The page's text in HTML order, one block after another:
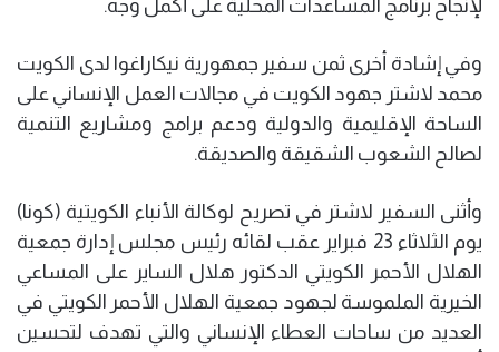
لإنجاح برنامج المساعدات المحلية على أكمل وجه.
وفي إشادة أخرى ثمن سفير جمهورية نيكاراغوا لدى الكويت
محمد لاشتر جهود الكويت في مجالات العمل الإنساني على
الساحة الإقليمية والدولية ودعم برامج ومشاريع التنمية
لصالح الشعوب الشقيقة والصديقة.
وأثنى السفير لاشتر في تصريح لوكالة الأنباء الكويتية (كونا)
يوم الثلاثاء 23 فبراير عقب لقائه رئيس مجلس إدارة جمعية
الهلال الأحمر الكويتي الدكتور هلال الساير على المساعي
الخيرية الملموسة لجهود جمعية الهلال الأحمر الكويتي في
العديد من ساحات العطاء الإنساني والتي تهدف لتحسين